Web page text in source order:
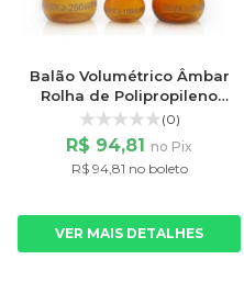
Balão Volumétrico Âmbar
Rolha de Polipropileno
500ml (0)
R$ 94,81 no Pix
R$ 94,81 no boleto
VER MAIS DETALHES